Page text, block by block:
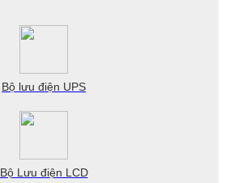
Bộ lưu điện UPS
Bộ Lưu điện LCD